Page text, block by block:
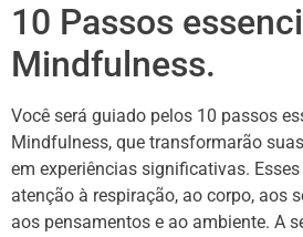
10 Passos
Mindfulness.
Você será guiado pelos 10 passos
Mindfulness, que transformarão
em experiências significativas.
atenção à respiração, ao corpo, aos
aos pensamentos e ao ambiente. A